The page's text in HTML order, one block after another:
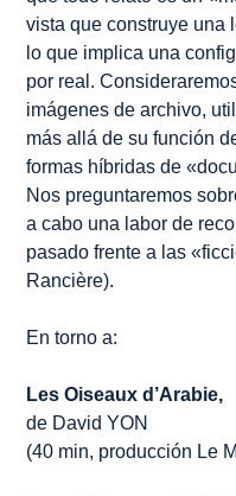
vista que construye una
lo que implica una
por real.
imágenes de archivo,
más allá de su función
formas híbridas de
Nos preguntaremos
a cabo una labor de
pasado frente a las
Rancière).
En torno a:
Les Oiseaux d’Arabie,
de David YON
(40 min, producción Le